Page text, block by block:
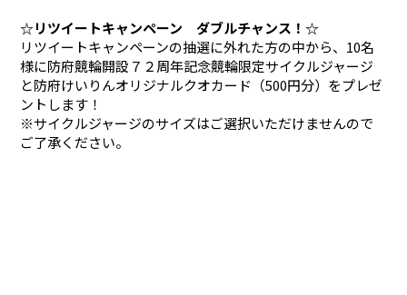
☆リツイートキャンペーン ダブルチャンス！☆
リツイートキャンペーンの抽選に外れた方の中から、10名
様に防府競輪開設７２周年記念競輪限定サイクルジャージ
と防府けいりんオリジナルクオカード（500円分）をプレゼ
ントします！
※サイクルジャージのサイズはご選択いただけませんので
ご了承ください。